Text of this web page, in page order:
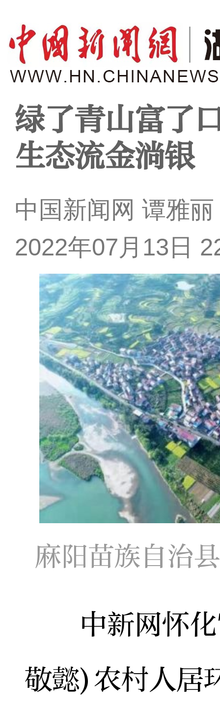
绿了青山富了
生态流金淌银
中国新闻网 谭雅
2022年07月13日
麻阳苗族自治
中新网怀化
敬懿)农村人居